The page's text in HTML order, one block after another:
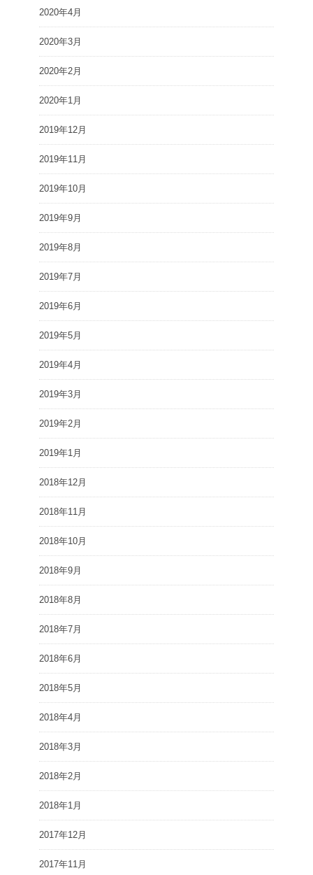
2020年4月
2020年3月
2020年2月
2020年1月
2019年12月
2019年11月
2019年10月
2019年9月
2019年8月
2019年7月
2019年6月
2019年5月
2019年4月
2019年3月
2019年2月
2019年1月
2018年12月
2018年11月
2018年10月
2018年9月
2018年8月
2018年7月
2018年6月
2018年5月
2018年4月
2018年3月
2018年2月
2018年1月
2017年12月
2017年11月